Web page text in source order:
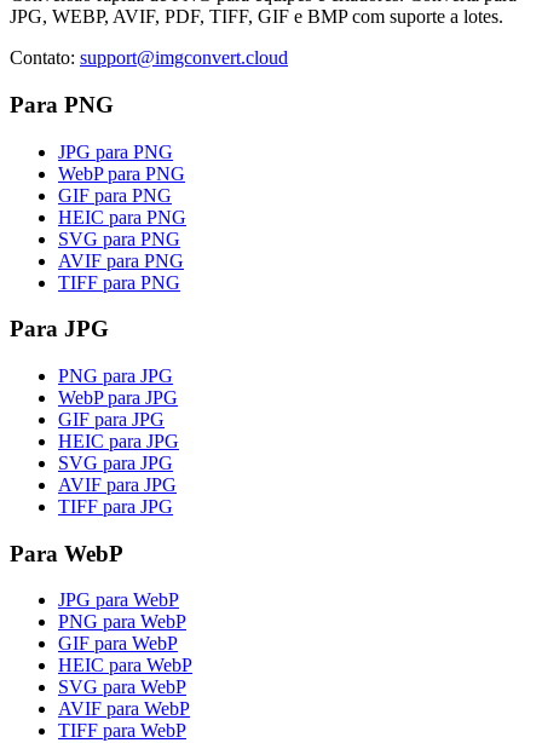
JPG, WEBP, AVIF, PDF, TIFF, GIF e BMP com suporte a lotes.
Contato: support@imgconvert.cloud
Para PNG
JPG para PNG
WebP para PNG
GIF para PNG
HEIC para PNG
SVG para PNG
AVIF para PNG
TIFF para PNG
Para JPG
PNG para JPG
WebP para JPG
GIF para JPG
HEIC para JPG
SVG para JPG
AVIF para JPG
TIFF para JPG
Para WebP
JPG para WebP
PNG para WebP
GIF para WebP
HEIC para WebP
SVG para WebP
AVIF para WebP
TIFF para WebP